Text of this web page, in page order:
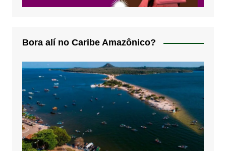
Bora alí no Caribe Amazônico?